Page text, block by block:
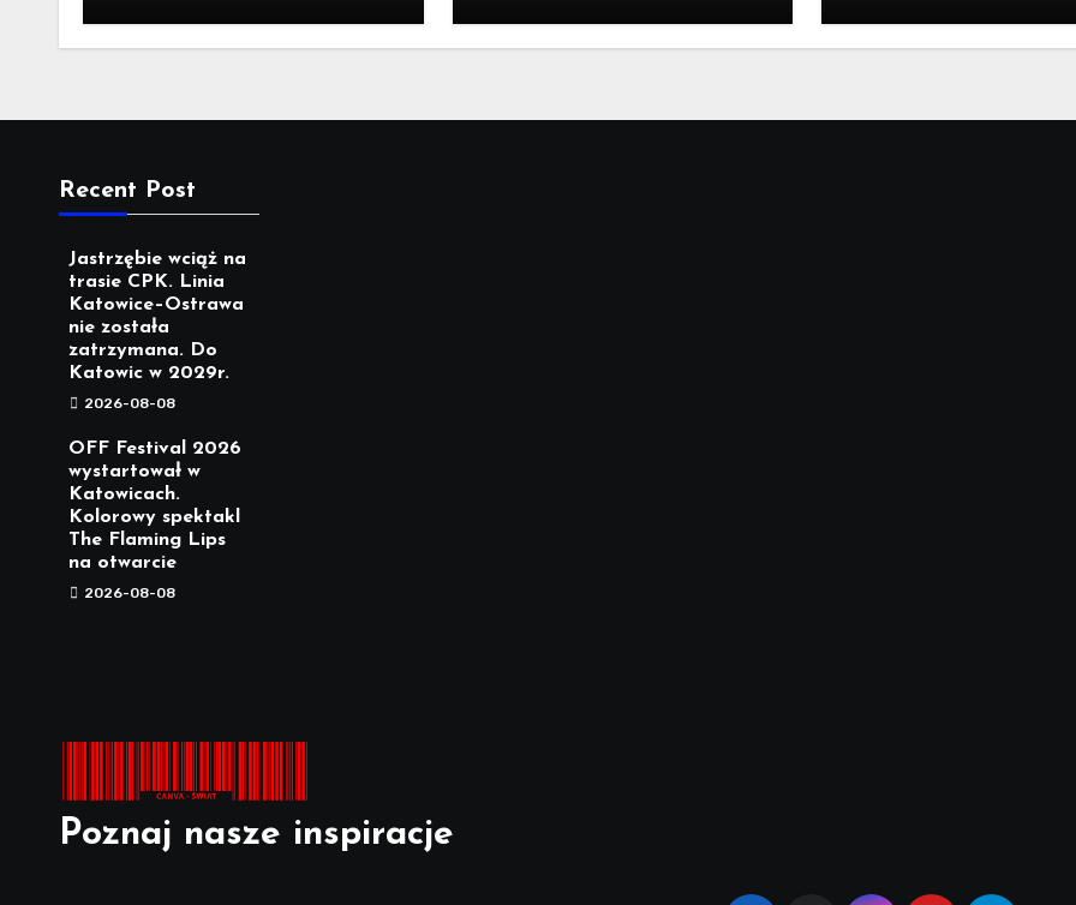
zatrzymana. Do Katowic w
Flaming Lips na otwarcie
Recent Post
Jastrzębie wciąż na
trasie CPK. Linia
Katowice–Ostrawa
nie została
zatrzymana. Do
Katowic w 2029r.
2026-08-08
OFF Festival 2026
wystartował w
Katowicach.
Kolorowy spektakl
The Flaming Lips
na otwarcie
2026-08-08
Poznaj nasze inspiracje